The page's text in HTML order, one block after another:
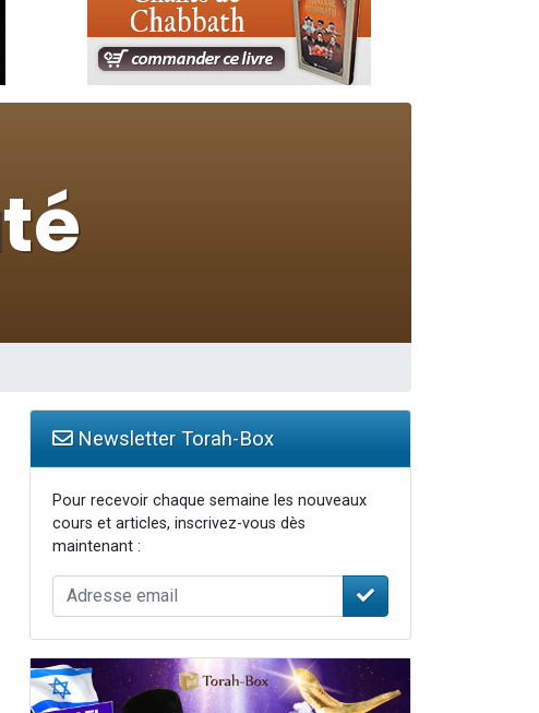
leur maman
Newsletter Torah-Box
Pour recevoir chaque semaine les nouveaux
cours et articles, inscrivez-vous dès
maintenant :